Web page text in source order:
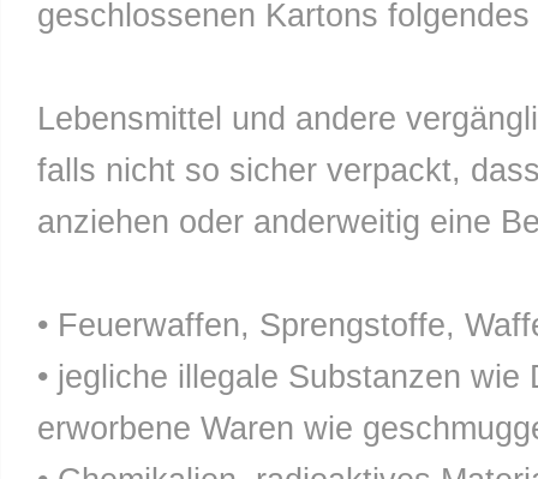
geschlossenen Kartons
Lebensmittel und andere
falls nicht so sicher verpackt,
anziehen oder anderweitig eine
• Feuerwaffen, Sprengstoffe,
• jegliche illegale Substanzen
erworbene Waren wie